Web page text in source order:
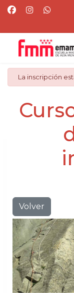
danger
La inscripción
Volver